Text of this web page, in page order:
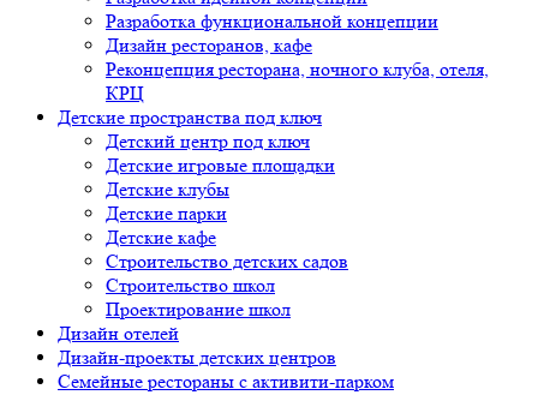
Разработка функциональной концепции
Дизайн ресторанов, кафе
Реконцепция ресторана, ночного клуба, отеля,
КРЦ
Детские пространства под ключ
Детский центр под ключ
Детские игровые площадки
Детские клубы
Детские парки
Детские кафе
Строительство детских садов
Строительство школ
Проектирование школ
Дизайн отелей
Дизайн-проекты детских центров
Семейные рестораны с активити-парком